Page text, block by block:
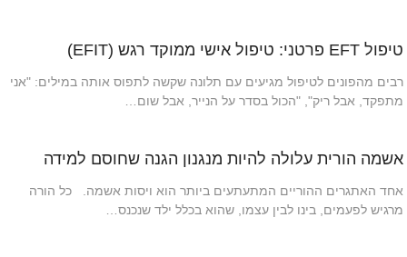
טיפול EFT פרטני: טיפול אישי ממוקד רגש (EFIT)
רבים מהפונים לטיפול מגיעים עם תלונה שקשה לתפוס אותה במילים: "אני
מתפקד, אבל ריק", "הכול בסדר על הנייר, אבל שום…
אשמה הורית עלולה להיות מנגנון הגנה שחוסם למידה
אחד האתגרים ההוריים המתעתעים ביותר הוא ויסות אשמה. כל הורה
מרגיש לפעמים, בינו לבין עצמו, שהוא בכלל ילד שנכנס…